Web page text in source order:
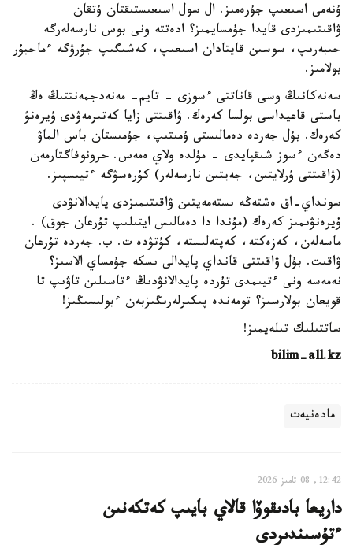
ۇنەمى اسىعىپ جۇرەمىز. ال سول اسىعىستىقتان ۇتقان
ۋاقىتىمىزدى قايدا جۇمسايمىز؟ ادەتتە ونى بوس نارسەلەرگە
جىبەرىپ، سوسىن قايتادان اسىعىپ، كەشىگىپ جۇرۋگە ءماجبۇر
بولامىز.
سەنەكانىڭ وسى قاناتتى ءسوزى - تايم- مەنەدجمەنتتىڭ ەڭ
باستى قاعيداسى بولسا كەرەك. ۋاقىتتى زايا كەتىرمەۋدى ۇيرەنۋ
كەرەك. بۇل جەردە دەمالىستى ۇمىتىپ، جۇمىستان باس الماۋ
دەگەن ءسوز شىقپايدى - مۇلدە ولاي ەمەس. حرونوفاگتارمەن
(ۋاقىتتى ۇرلايتىن، جەيتىن نارسەلەر) كۇرەسۋگە ءتيىسپىز.
سونداي-اق ەشتەڭە ىستەمەيتىن ۋاقىتىمىزدى پايدالانۋدى
ۇيرەنۋىمىز كەرەك (مۇندا دا دەمالىس ايتىلىپ تۇرعان جوق) .
ماسەلەن، كەزەكتە، كەپتەلىستە، كۇتۋدە ت. ب. جەردە تۇرعان
ۋاقىت. بۇل ۋاقىتتى قانداي پايدالى ىسكە جۇمساي الاسىز؟
نەمەسە ونى ءتيىمدى تۇردە پايدالانۋدىڭ ءتاسىلىن تاۋىپ تا
قويعان بولارسىز؟ تومەندە پىكىرلەرىڭىزبەن ءبولىسىڭىز!
ساتتىلىك تىلەيمىز!
bilim-all.kz
مادەنيەت
12:42, 08 تامىز 2026
داريعا بادىقوۆا قالاي بايىپ كەتكەنىن
ءتۇسىندىردى